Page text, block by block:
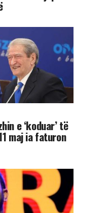
e ‘koduar’ të
maj ia faturon